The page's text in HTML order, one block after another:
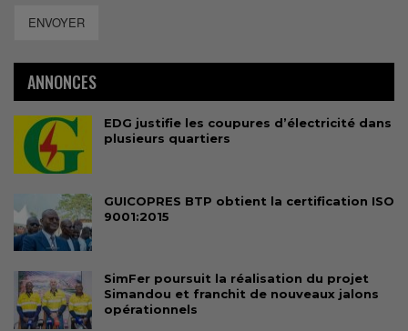
ENVOYER
ANNONCES
EDG justifie les coupures d’électricité dans
plusieurs quartiers
GUICOPRES BTP obtient la certification ISO
9001:2015
SimFer poursuit la réalisation du projet
Simandou et franchit de nouveaux jalons
opérationnels